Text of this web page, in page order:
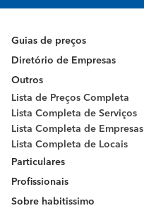
Guias de preços
Diretório de Empresas
Outros
Lista de Preços Completa
Lista Completa de Serviços
Lista Completa de Empresas
Lista Completa de Locais
Particulares
Profissionais
Sobre habitissimo